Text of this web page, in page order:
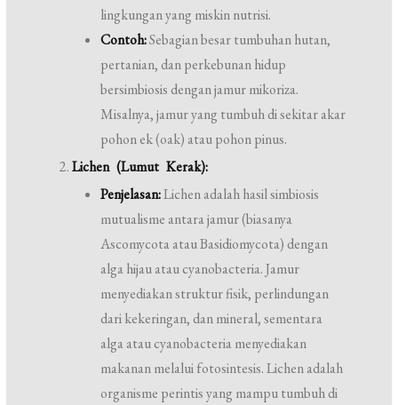
lingkungan yang miskin nutrisi.
Contoh:Sebagian besar tumbuhan hutan,
pertanian, dan perkebunan hidup
bersimbiosis dengan jamur mikoriza.
Misalnya, jamur yang tumbuh di sekitar akar
pohon ek (oak) atau pohon pinus.
Lichen (Lumut Kerak):
Penjelasan:Lichen adalah hasil simbiosis
mutualisme antara jamur (biasanya
Ascomycota atau Basidiomycota) dengan
alga hijau atau cyanobacteria. Jamur
menyediakan struktur fisik, perlindungan
dari kekeringan, dan mineral, sementara
alga atau cyanobacteria menyediakan
makanan melalui fotosintesis. Lichen adalah
organisme perintis yang mampu tumbuh di